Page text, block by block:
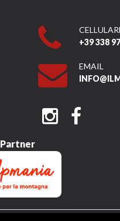
+39 338
EMAIL
Partner